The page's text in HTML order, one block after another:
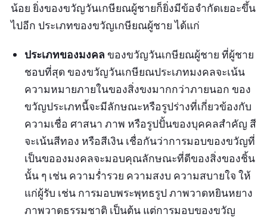
น้อย ยิ่งของขวัญวันเกษียณผู้ชายก็ยิ่งมีข้อจำกัดเยอะขึ้น
ไปอีก ประเภทของขวัญเกษียณผู้ชาย ได้แก่
ประเภทของมงคล ของขวัญวันเกษียณผู้ชาย ที่ผู้ชาย
ชอบที่สุด ของขวัญวันเกษียณประเภทมงคลจะเน้น
ความหมายภายในของสิ่งขงมากกว่าภายนอก ของ
ขวัญประเภทนี้จะมีลักษณะหรือรูปร่างที่เกี่ยวข้องกับ
ความเชื่อ ศาสนา ภาพ หรือรูปปั้นของบุคคลสำคัญ สี
จะเน้นสีทอง หรือสีเงิน เชื่อกันว่าการมอบของขวัญที่
เป็นขอองมงคลจะมอบคุณลักษณะที่ดีของสิ่งของชิ้น
นั้น ๆ เช่น ความร่ำรวย ความสงบ ความสบายใจ ให้
แก่ผู้รับ เช่น การมอบพระพุทธรูป ภาพวาดหยินหยาง
ภาพวาดธรรมชาติ เป็นต้น แต่การมอบของขวัญ